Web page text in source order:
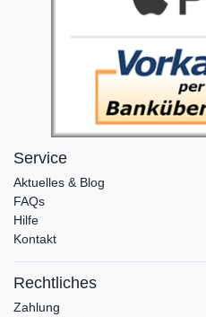
Service
Aktuelles & Blog
FAQs
Hilfe
Kontakt
Rechtliches
Zahlung